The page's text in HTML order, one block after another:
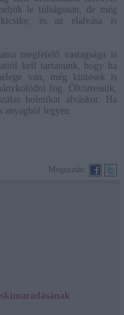
le túlságosan, de még
és az elalvása is
megfelelő vastagsága is
kell tartanunk, hogy ha
van, még kiütések is
fog. Öltöztessük,
holmikat alváskor. Ha
anyagból legyen.
Megosztás: